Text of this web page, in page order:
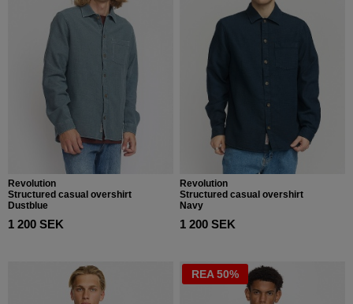
Revolution
Structured casual overshirt
Dustblue
1 200 SEK
Revolution
Structured casual overshirt
Navy
1 200 SEK
REA 50%